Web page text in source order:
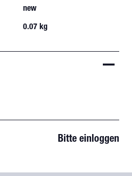
new
0.07 kg
Bitte einloggen